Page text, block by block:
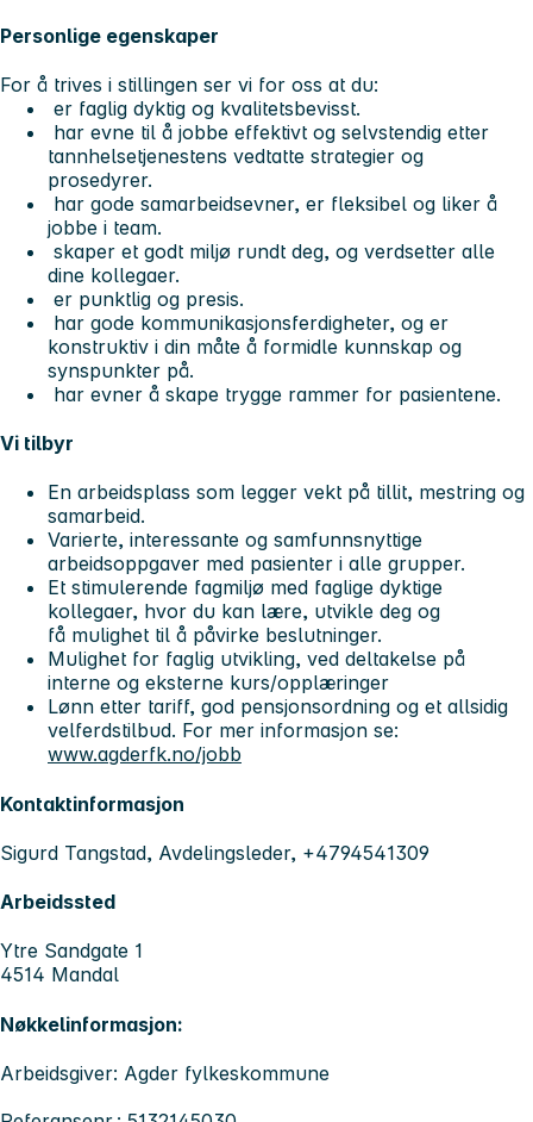
Personlige egenskaper
For å trives i stillingen ser vi for oss at du:
er faglig dyktig og kvalitetsbevisst.
har evne til å jobbe effektivt og selvstendig etter
tannhelsetjenestens vedtatte strategier og
prosedyrer.
har gode samarbeidsevner, er fleksibel og liker å
jobbe i team.
skaper et godt miljø rundt deg, og verdsetter alle
dine kollegaer.
er punktlig og presis.
har gode kommunikasjonsferdigheter, og er
konstruktiv i din måte å formidle kunnskap og
synspunkter på.
har evner å skape trygge rammer for pasientene.
Vi tilbyr
En arbeidsplass som legger vekt på tillit, mestring og
samarbeid.
Varierte, interessante og samfunnsnyttige
arbeidsoppgaver med pasienter i alle grupper.
Et stimulerende fagmiljø med faglige dyktige
kollegaer, hvor du kan lære, utvikle deg og
få mulighet til å påvirke beslutninger.​
Mulighet for faglig utvikling, ved deltakelse på
interne og eksterne kurs/opplæringer
Lønn etter tariff, god pensjonsordning og et allsidig
velferdstilbud. For mer informasjon se:
www.agderfk.no/jobb
Kontaktinformasjon
Sigurd Tangstad, Avdelingsleder, +4794541309
Arbeidssted
Ytre Sandgate 1
4514 Mandal
Nøkkelinformasjon:
Arbeidsgiver: Agder fylkeskommune